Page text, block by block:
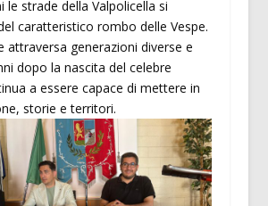
le strade della Valpolicella si
caratteristico rombo delle Vespe.
attraversa generazioni diverse e
dopo la nascita del celebre
a essere capace di mettere in
storie e territori.